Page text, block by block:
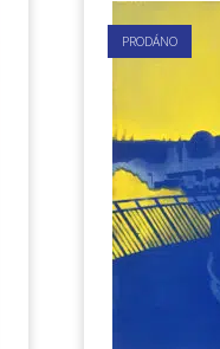
PRODÁNO